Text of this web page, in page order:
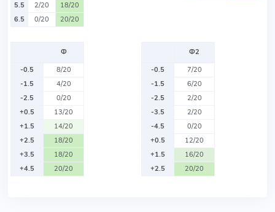
5.5
2/20
18/20
6.5
0/20 20/20
Ф
-0.5
8/20
-1.5
4/20
-2.5
0/20
+0.5
13/20
+1.5
14/20
+2.5
18/20
+3.5
18/20
+4.5
20/20
Ф2
-0.5
7/20
-1.5
6/20
-2.5
2/20
-3.5
2/20
-4.5
0/20
+0.5
12/20
+1.5
16/20
+2.5
20/20